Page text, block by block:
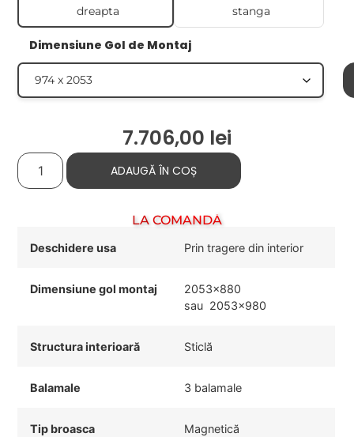
dreapta stanga
Dimensiune Gol de Montaj
7.706,00 lei
ADAUGĂ ÎN COȘ
LA COMANDĂ
Deschidere usa Prin tragere din interior
Dimensiune gol montaj
2053×880
sau 2053×980
Structura interioară Sticlă
Balamale 3 balamale
Tip broasca Magnetică